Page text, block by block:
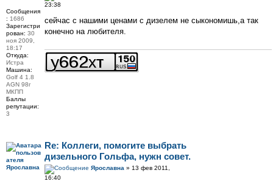
23:38
сейчас с нашими ценами с дизелем не сыкономишь,а так
конечно на любителя.
Сообщения
: 1686
Зарегистри
рован: 30
ноя 2009,
18:17
Откуда:
Истра
Машина:
Golf 4 1.8
AGN 98г
МКПП
Баллы
репутации:
3
Re: Коллеги, помогите выбрать
дизельного Гольфа, нужн совет.
Ярославна » 13 фев 2011,
16:40
Ярославна